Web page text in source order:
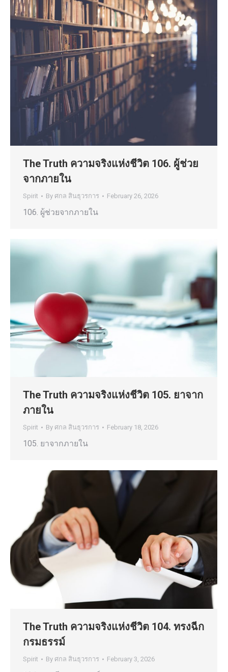
The Truth ความจริงแห่งชีวิต 106. ผู้ช่วย
จากภายใน
Spirit By ศกล สินธุวรการ February 26, 2026
106. ผู้ช่วยจากภายใน
The Truth ความจริงแห่งชีวิต 105. ยาจาก
ภายใน
Spirit By ศกล สินธุวรการ February 18, 2026
105. ยาจากภายใน
The Truth ความจริงแห่งชีวิต 104. ทรงฉีก
กรมธรรม์
Spirit By ศกล สินธุวรการ February 3, 2026